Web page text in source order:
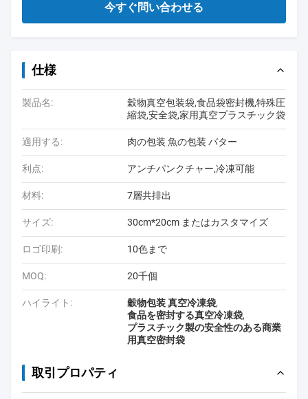
今すぐ問い合わせる
仕様
製品名:
穀物真空包装袋,食品袋密封機,特殊圧
縮袋,安全袋,家用真空プラスチック袋
適用する: 肉の包装 魚の包装 バター
利点: アンチパンクチャー,冷凍可能
材料: 7層共排出
サイズ: 30cm*20cm またはカスタマイズ
ロゴ印刷: 10色まで
MOQ: 20千個
ハイライト: 穀物包装 真空冷凍袋,
食品を密封する真空冷凍袋,
プラスチック製の安全性のある商業
用真空密封袋
取引プロパティ